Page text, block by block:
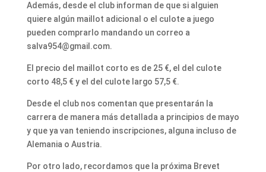
Además, desde el club informan de que si alguien
quiere algún maillot adicional o el culote a juego
pueden comprarlo mandando un correo a
salva954@gmail.com.
El precio del maillot corto es de 25 €, el del culote
corto 48,5 € y el del culote largo 57,5 €.
Desde el club nos comentan que presentarán la
carrera de manera más detallada a principios de mayo
y que ya van teniendo inscripciones, alguna incluso de
Alemania o Austria.
Por otro lado, recordamos que la próxima Brevet